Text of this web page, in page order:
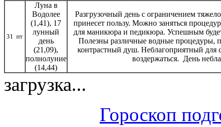
31 пт
Луна в
Водолее
(1,41), 17
лунный
день
(21,09),
полнолуние
(14,44)
Разгрузочный день с ограничением
принесет пользу. Можно заняться
для маникюра и педикюра. Успешным
Полезны различные водные процедуры,
контрастный душ. Неблагоприятный для
воздержаться. День
загрузка...
Гороскоп